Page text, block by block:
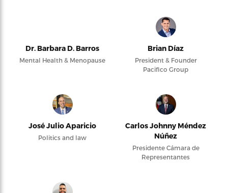
Dr. Barbara D. Barros
Mental Health & Menopause
Brian Díaz
President & Founder
Pacifico Group
José Julio Aparicio
Politics and law
Carlos Johnny Méndez
Núñez
Presidente Cámara de
Representantes